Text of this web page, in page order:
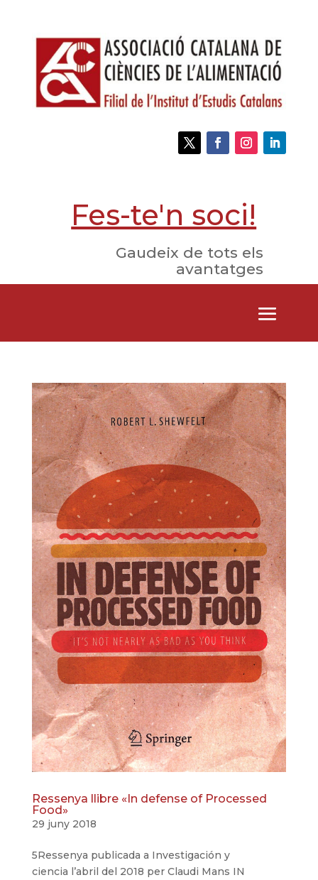
Fes-te'n soci!
Gaudeix de tots els
avantatges
Ressenya llibre «In defense of Processed
Food»
29 juny 2018
5Ressenya publicada a Investigación y
ciencia l’abril del 2018 per Claudi Mans IN